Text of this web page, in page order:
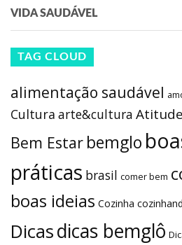
VIDA SAUDÁVEL
TAG CLOUD
alimentação saudável
Cultura arte&cultura
Bem Estar bemglo
práticas brasil comer bem
boas ideias Cozinha
Dicasdicas bemglô